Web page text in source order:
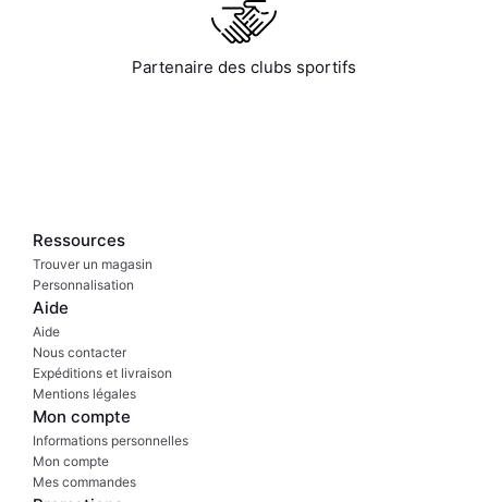
Partenaire des clubs sportifs
Ressources
Trouver un magasin
Personnalisation
Aide
Aide
Nous contacter
Expéditions et livraison
Mentions légales
Mon compte
Informations personnelles
Mon compte
Mes commandes